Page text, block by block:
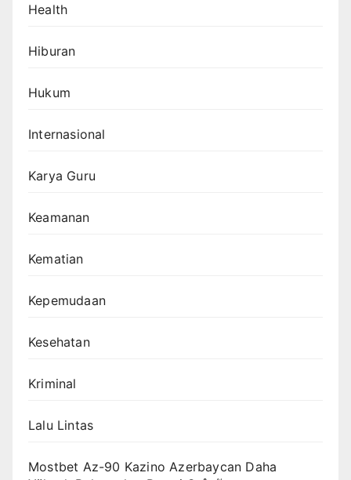
Health
Hiburan
Hukum
Internasional
Karya Guru
Keamanan
Kematian
Kepemudaan
Kesehatan
Kriminal
Lalu Lintas
Mostbet Az-90 Kazino Azerbaycan Daha